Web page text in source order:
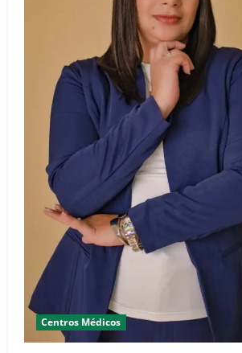
Centros Médicos